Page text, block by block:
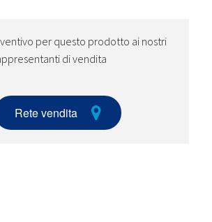
per questo prodotto ai nostri
di vendita
Rete vendita